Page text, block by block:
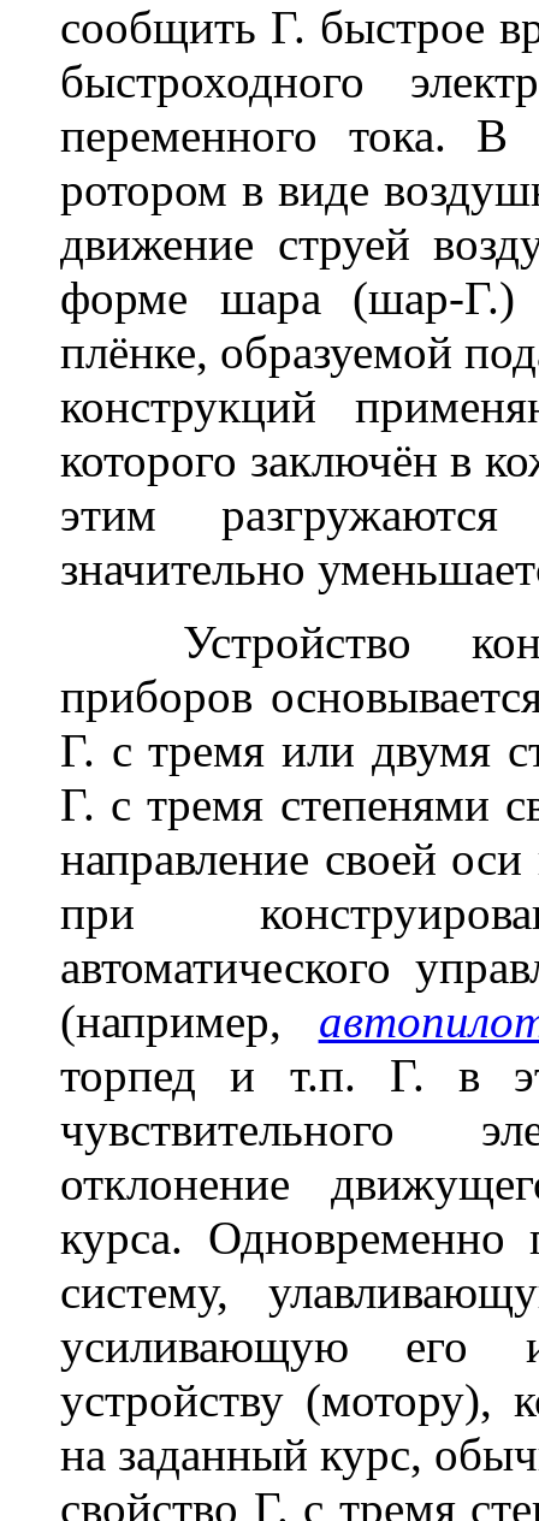
сообщить Г. быстрое
быстроходного
переменного тока.
ротором в виде
движение струей
форме шара (шар-Г.)
плёнке, образуемой
конструкций
которого заключён в
этим
значительно
Устройство
приборов
Г. с тремя или двумя
Г. с тремя степенями
направление своей оси
при
автоматического
(например,
торпед и т.п. Г. в
чувствительного
отклонение
курса.
систему,
усиливающую его
устройству (мотору),
на заданный курс,
свойство Г. с тремя